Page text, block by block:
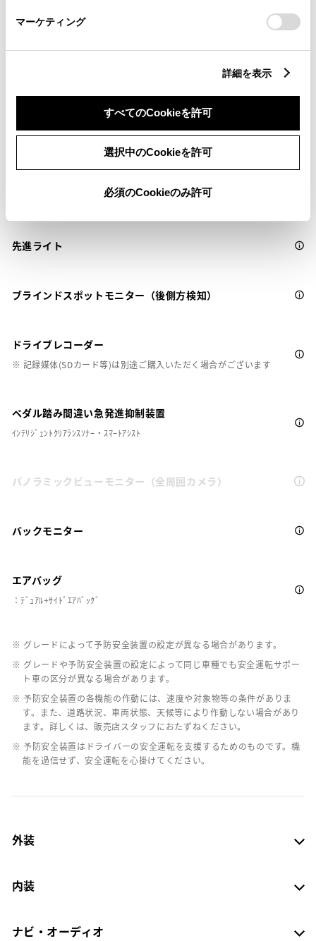
マーケティング
詳細を表示
すべてのCookieを許可
選択中のCookieを許可
必須のCookieのみ許可
サポカーS
（対車両・歩行者）
クルーズコントロール
先進ライト
ブラインドスポットモニター（後側方検知）
ドライブレコーダー
※ 記録媒体(SDカード等)は別途ご購入いただく場合がございます
ペダル踏み間違い急発進抑制装置
ｲﾝﾃﾘｼﾞｪﾝﾄｸﾘｱﾗﾝｽｿﾅｰ・ｽﾏｰﾄｱｼｽﾄ
パノラミックビューモニター（全周囲カメラ）
バックモニター
エアバッグ
：ﾃﾞｭｱﾙ+ｻｲﾄﾞｴｱﾊﾞｯｸﾞ
※ グレードによって予防安全装置の設定が異なる場合があります。
※ グレードや予防安全装置の設定によって同じ車種でも安全運転サポー
ト車の区分が異なる場合があります。
※ 予防安全装置の各機能の作動には、速度や対象物等の条件がありま
す。また、道路状況、車両状態、天候等により作動しない場合があり
ます。詳しくは、販売店スタッフにおたずねください。
※ 予防安全装置はドライバーの安全運転を支援するためのものです。機
能を過信せず、安全運転を心掛けてください。
外装
内装
ナビ・オーディオ